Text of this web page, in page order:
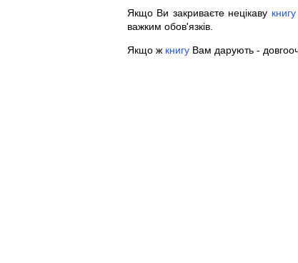
Якщо Ви закриваєте нецікаву книгу
важким обов'язків.
Якщо ж книгуВам дарують -